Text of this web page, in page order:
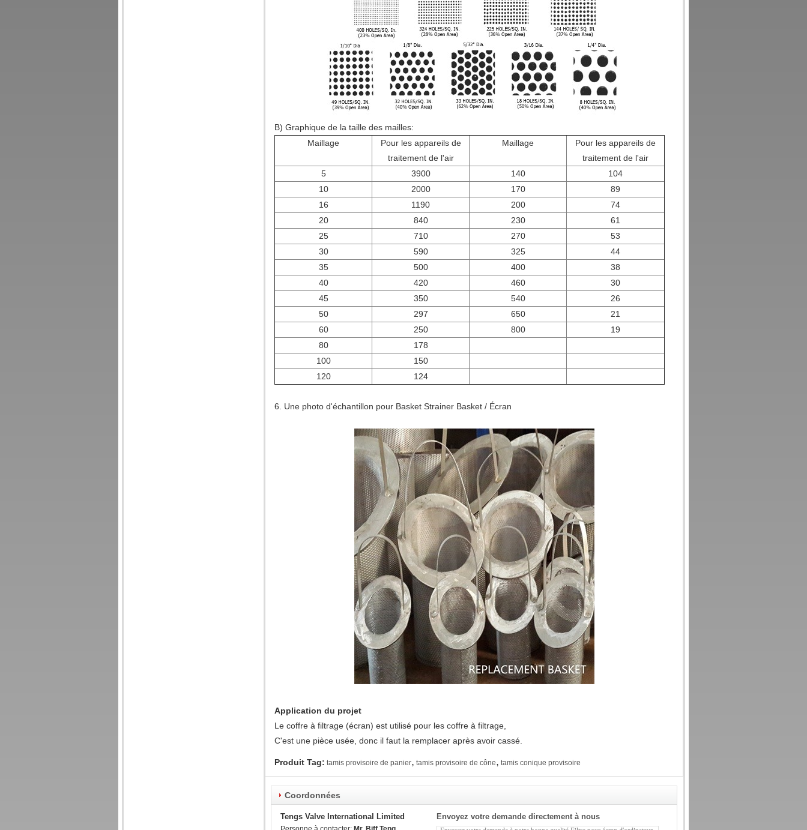
B) Graphique de la taille des mailles:
Maillage
Pour les appareils de
traitement de l'air
Maillage
Pour les appareils de
traitement de l'air
5
3900 140
104
10
2000 170
89
16
1190 200
74
20
840 230
61
25
710 270
53
30
590 325
44
35
500 400
38
40
420 460
30
45
350 540
26
50
297 650
21
60
250 800
19
80
178
100
150
120
124
6. Une photo d'échantillon pour Basket Strainer Basket / Écran
Application du projet
Le coffre à filtrage (écran) est utilisé pour les coffre à filtrage,
C'est une pièce usée, donc il faut la remplacer après avoir cassé.
Produit Tag: tamis provisoire de panier, tamis provisoire de cône, tamis conique provisoire
Coordonnées
Tengs Valve International Limited Envoyez votre demande directement à nous